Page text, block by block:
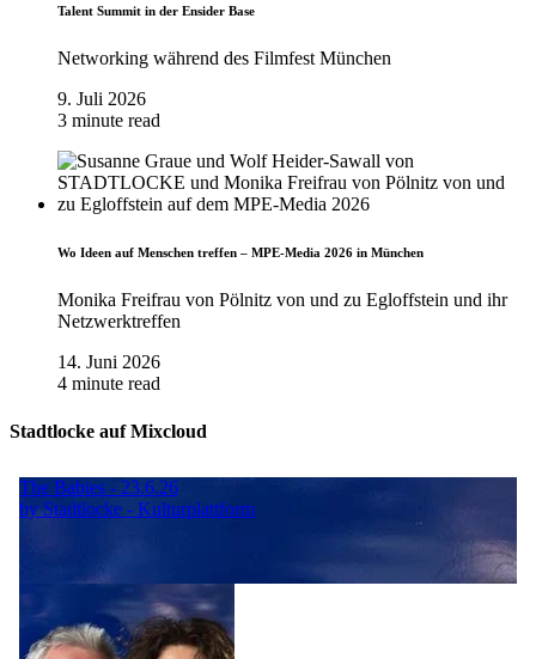
Talent Summit in der Ensider Base
Networking während des Filmfest München
9. Juli 2026
3 minute read
Wo Ideen auf Menschen treffen – MPE-Media 2026 in München
Monika Freifrau von Pölnitz von und zu Egloffstein und ihr
Netzwerktreffen
14. Juni 2026
4 minute read
Stadtlocke auf Mixcloud